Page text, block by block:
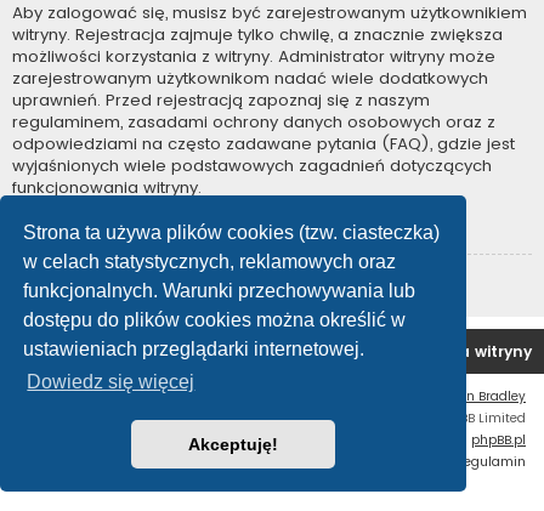
Strona ta używa plików cookies (tzw. ciasteczka)
w celach statystycznych, reklamowych oraz
funkcjonalnych. Warunki przechowywania lub
dostępu do plików cookies można określić w
ustawieniach przeglądarki internetowej.
Dowiedz się więcej
Akceptuję!
Aby zalogować się, musisz być zarejestrowanym użytkownikiem
witryny. Rejestracja zajmuje tylko chwilę, a znacznie zwiększa
możliwości korzystania z witryny. Administrator witryny może
zarejestrowanym użytkownikom nadać wiele dodatkowych
uprawnień. Przed rejestracją zapoznaj się z naszym
regulaminem, zasadami ochrony danych osobowych oraz z
odpowiedziami na często zadawane pytania (FAQ), gdzie jest
wyjaśnionych wiele podstawowych zagadnień dotyczących
funkcjonowania witryny.
Regulamin |Zasady ochrony danych osobowych
Zarejestruj się
Forum OC PL Strona główna Usuń ciasteczka witryny
Ian Bradley
Technologię dostarczaphpBB® Forum Software © phpBB Limited
Polski pakiet językowy dostarcza phpBB.pl
Zasady ochrony danych osobowych
Regulamin